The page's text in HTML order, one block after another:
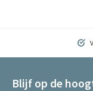
Blijf op de